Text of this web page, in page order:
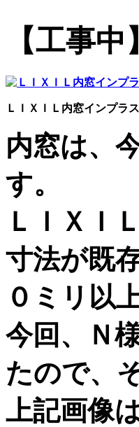
【工事中】
ＬＩＸＩＬ内窓インプラ
内窓は、
す。
ＬＩＸＩ
寸法が既
０ミリ以
今回、Ｎ
たので、
上記画像